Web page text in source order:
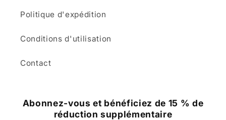
Politique d'expédition
Conditions d'utilisation
Contact
Abonnez-vous et bénéficiez de 15 % de
réduction supplémentaire